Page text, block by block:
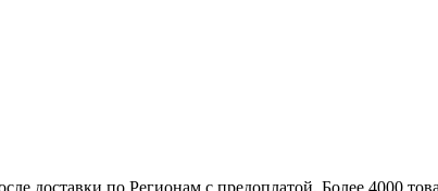
доставки,по Регионам с предоплатой. Более 4000